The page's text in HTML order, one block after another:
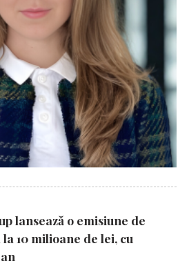
lansează o emisiune de
10 milioane de lei, cu